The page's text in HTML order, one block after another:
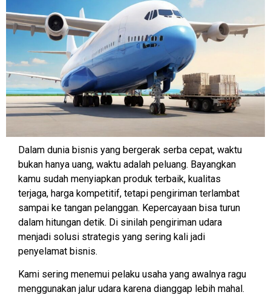
Dalam dunia bisnis yang bergerak serba cepat, waktu
bukan hanya uang, waktu adalah peluang. Bayangkan
kamu sudah menyiapkan produk terbaik, kualitas
terjaga, harga kompetitif, tetapi pengiriman terlambat
sampai ke tangan pelanggan. Kepercayaan bisa turun
dalam hitungan detik. Di sinilah pengiriman udara
menjadi solusi strategis yang sering kali jadi
penyelamat bisnis.
Kami sering menemui pelaku usaha yang awalnya ragu
menggunakan jalur udara karena dianggap lebih mahal.